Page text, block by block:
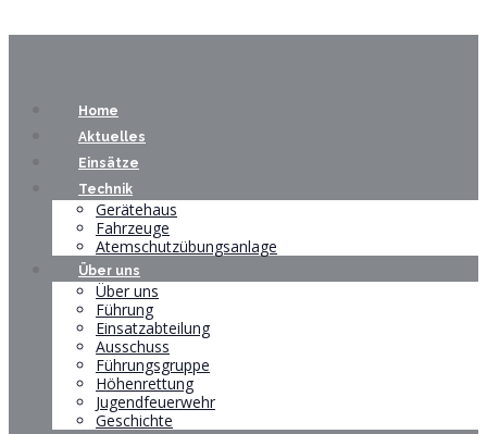
Home
Aktuelles
Einsätze
Technik
Gerätehaus
Fahrzeuge
Atemschutzübungsanlage
Über uns
Über uns
Führung
Einsatzabteilung
Ausschuss
Führungsgruppe
Höhenrettung
Jugendfeuerwehr
Geschichte